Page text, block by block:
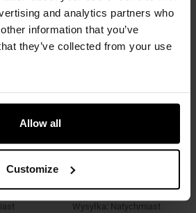
and analytics partners who
information that you’ve
they’ve collected from your use
Allow all
Customize
Dodaj
do
schowka
Plecak Badger Outdoor Recon
25 l - wz.93 Pantera PL
Woodland
Wysyłka: Natychmiast